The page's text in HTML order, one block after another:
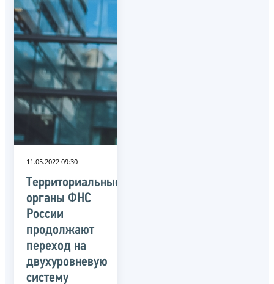
11.05.2022 09:30
Территориальные
органы ФНС
России
продолжают
переход на
двухуровневую
систему